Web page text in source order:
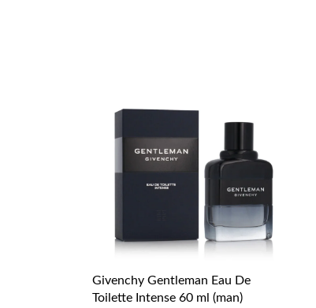
Givenchy Gentleman Eau De
Toilette Intense 60 ml (man)